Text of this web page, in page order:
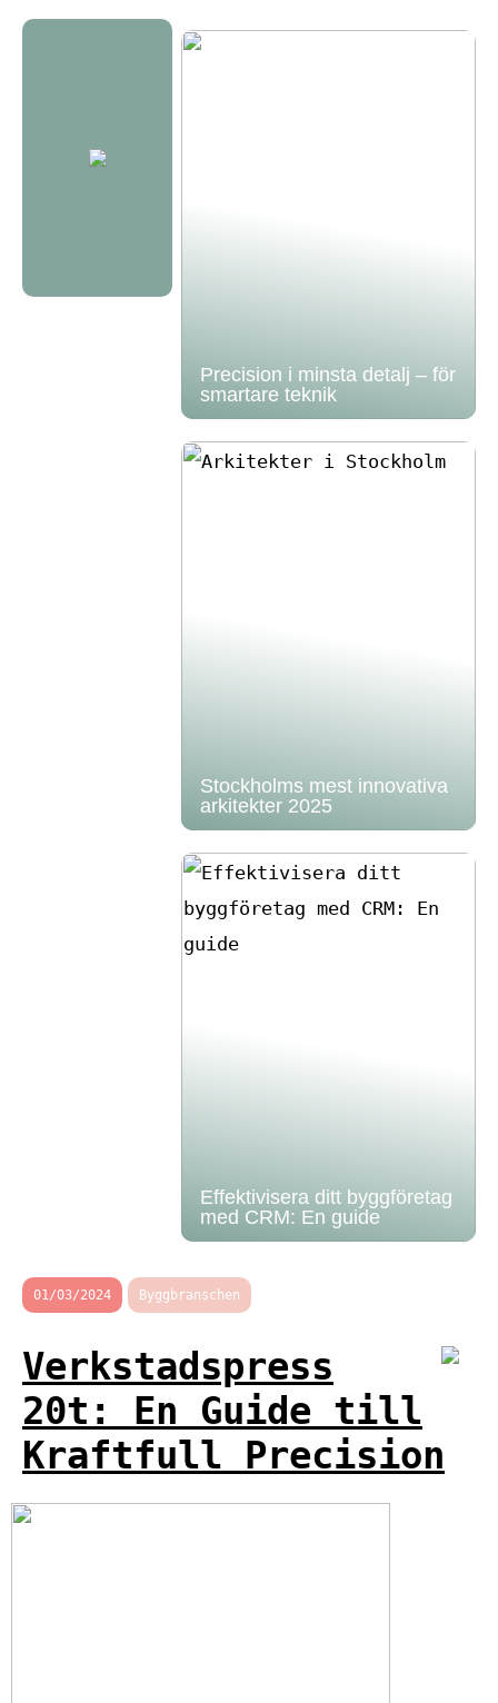
Precision i minsta detalj – för
smartare teknik
Stockholms mest innovativa
arkitekter 2025
Effektivisera ditt byggföretag
med CRM: En guide
01/03/2024 Byggbranschen
Verkstadspress
20t: En Guide till
Kraftfull Precision